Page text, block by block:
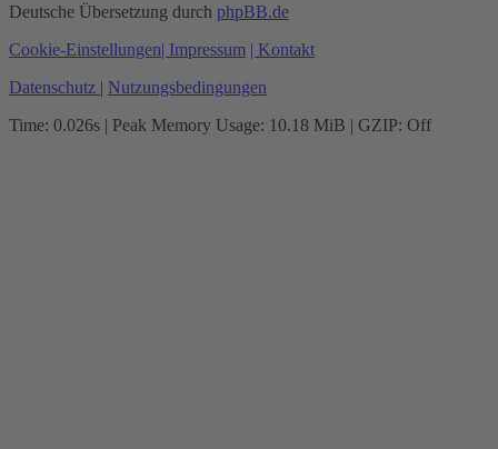
Deutsche Übersetzung durch phpBB.de
Cookie-Einstellungen| Impressum | Kontakt
Datenschutz | Nutzungsbedingungen
Time: 0.026s | Peak Memory Usage: 10.18 MiB | GZIP: Off